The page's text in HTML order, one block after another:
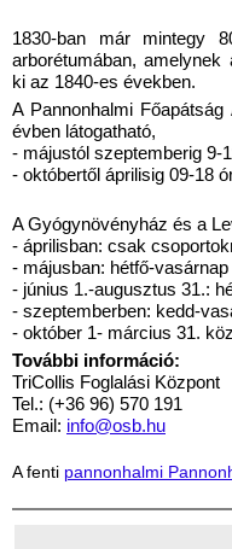
1830-ban már mintegy
arborétumában, amelynek
ki az 1840-es években.
A Pannonhalmi
évben látogatható,
- májustól szeptemberig 9-
- októbertől áprilisig 09-18
A Gyógynövényház és a
- áprilisban: csak
- májusban: hétfő-
- június 1.-augusztus 31.:
- szeptemberben: kedd-
- október 1- március 31.
További információ:
TriCollis Foglalási Központ
Tel.: (+36 96) 570 191
Email: info@osb.hu
A fenti pannonhalmi